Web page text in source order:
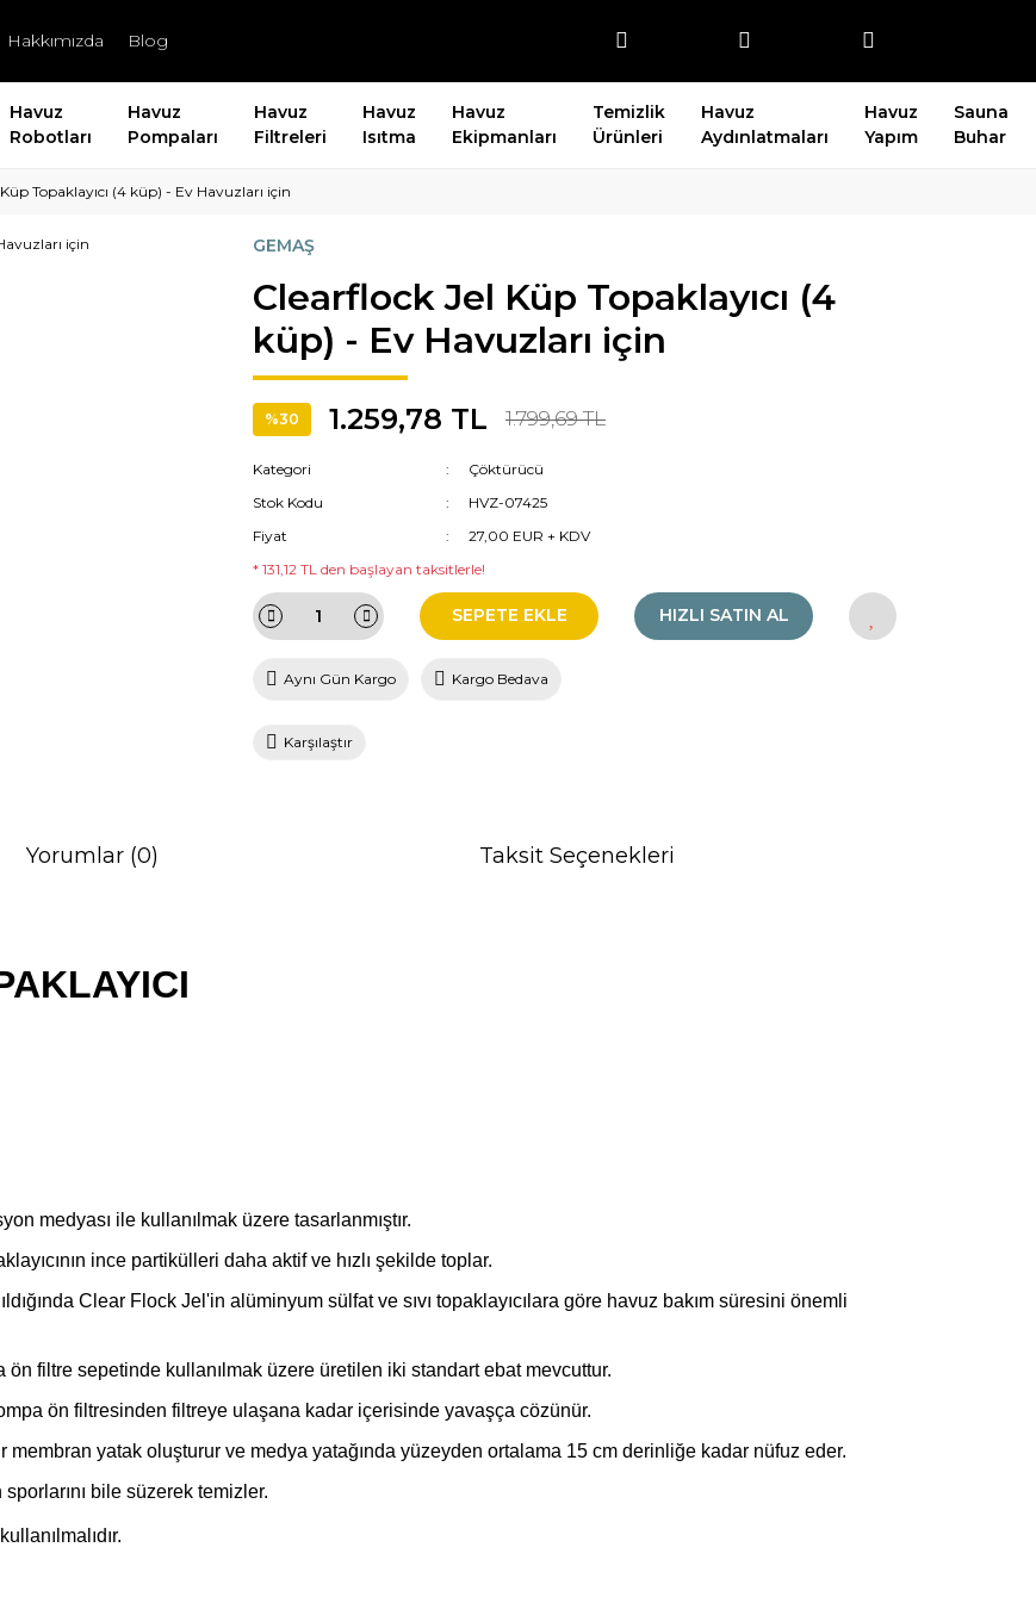
Hakkımızda Blog
Havuz
Robotları
Havuz
Pompaları
Havuz
Filtreleri
Havuz
Isıtma
Havuz
Ekipmanları
Temizlik
Ürünleri
Havuz
Aydınlatmaları
Havuz
Yapım
Sauna
Buhar
Topaklayıcı (4 küp) - Ev Havuzları için
GEMAŞ
Clearflock Jel Küp Topaklayıcı (4
küp) - Ev Havuzları için
%30 1.259,78 TL 1.799,69 TL
Kategori
Çöktürücü
Stok Kodu
HVZ-07425
Fiyat
27,00 EUR + KDV
* 131,12 TL den başlayan taksitlerle!
SEPETE EKLE HIZLI SATIN AL
Aynı Gün Kargo Kargo Bedava
Karşılaştır
Yorumlar (0) Taksit Seçenekleri
medyası ile kullanılmak üzere tasarlanmıştır.
ince partikülleri daha aktif ve hızlı şekilde toplar.
Clear Flock Jel'in alüminyum sülfat ve sıvı topaklayıcılara göre havuz bakım süresini önemli
filtre sepetinde kullanılmak üzere üretilen iki standart ebat mevcuttur.
ön filtresinden filtreye ulaşana kadar içerisinde yavaşça cözünür.
membran yatak oluşturur ve medya yatağında yüzeyden ortalama 15 cm derinliğe kadar nüfuz eder.
bile süzerek temizler.